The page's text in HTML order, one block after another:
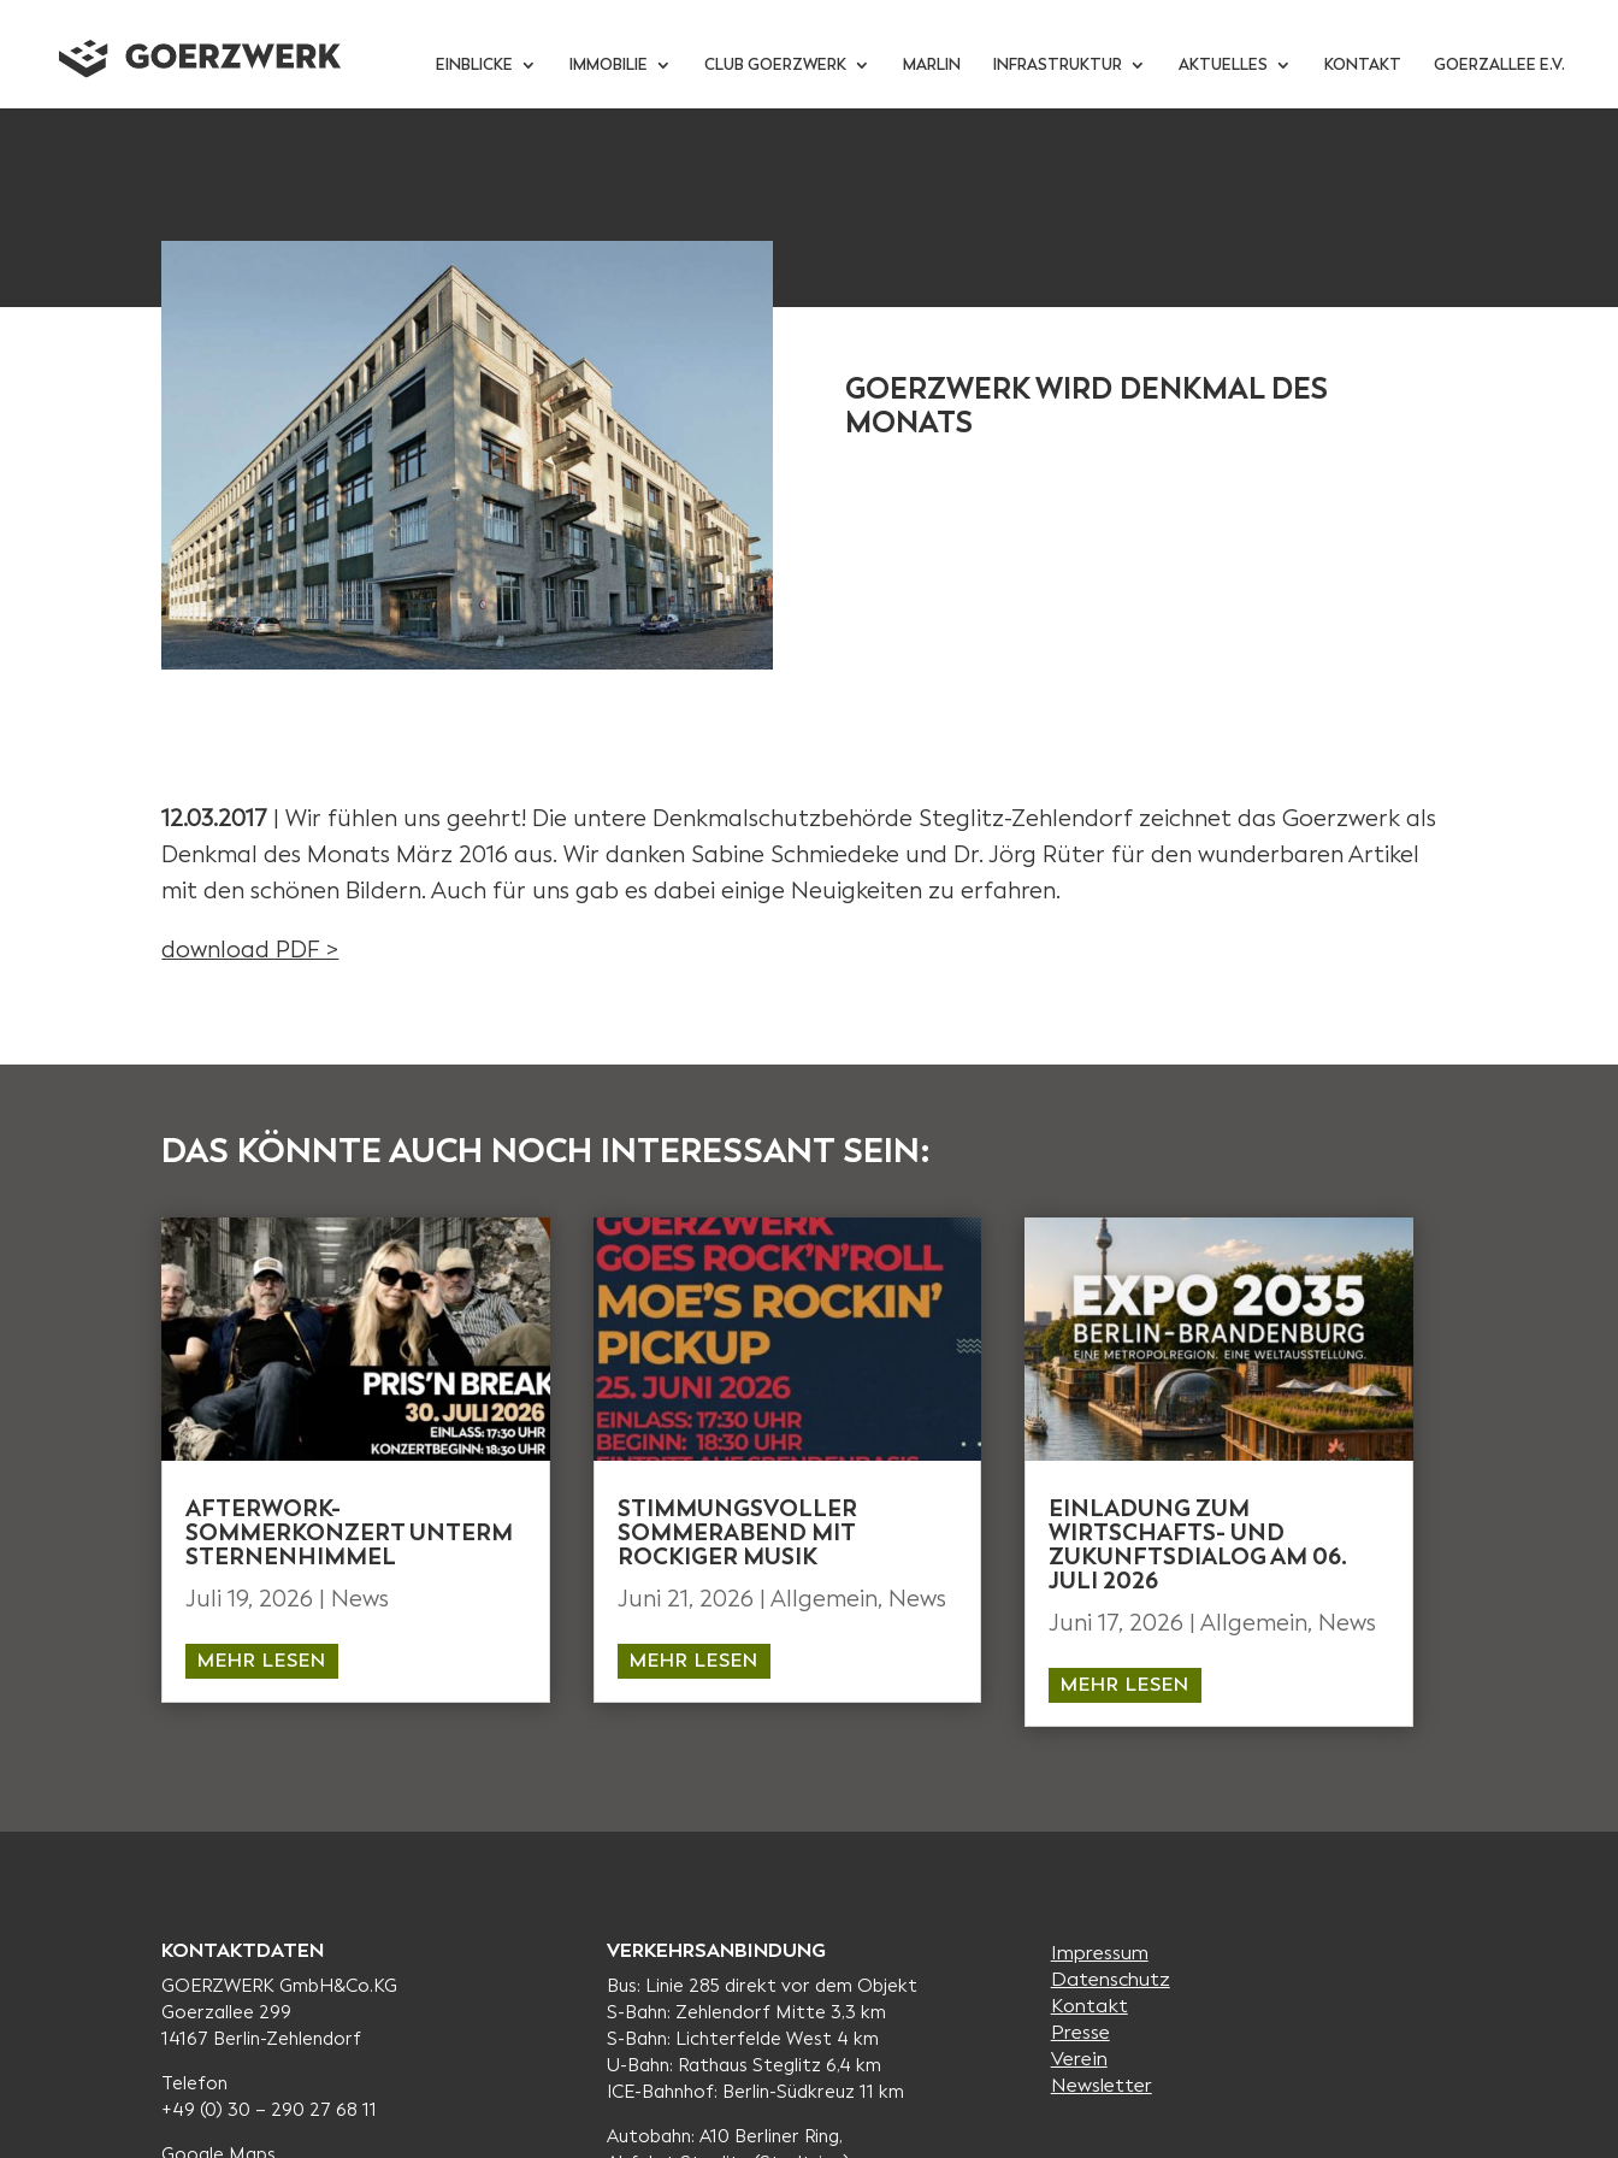
EINBLICKE IMMOBILIE CLUB GOERZWERK MARLIN INFRASTRUKTUR AKTUELLES KONTAKT GOERZALLEE E.V.
GOERZWERK WIRD DENKMAL DES
MONATS
12.03.2017 | Wir fühlen uns geehrt! Die untere Denkmalschutzbehörde Steglitz-Zehlendorf zeichnet das Goerzwerk als
Denkmal des Monats März 2016 aus. Wir danken Sabine Schmiedeke und Dr. Jörg Rüter für den wunderbaren Artikel
mit den schönen Bildern. Auch für uns gab es dabei einige Neuigkeiten zu erfahren.
download PDF >
DAS KÖNNTE AUCH NOCH INTERESSANT SEIN:
AFTERWORK-
SOMMERKONZERT UNTERM
STERNENHIMMEL
Juli 19, 2026 | News
MEHR LESEN
STIMMUNGSVOLLER
SOMMERABEND MIT
ROCKIGER MUSIK
Juni 21, 2026 | Allgemein, News
MEHR LESEN
EINLADUNG ZUM
WIRTSCHAFTS- UND
ZUKUNFTSDIALOG AM 06.
JULI 2026
Juni 17, 2026 |Allgemein, News
MEHR LESEN
KONTAKTDATEN
GOERZWERK GmbH&Co.KG
Goerzallee 299
14167 Berlin-Zehlendorf
Telefon
+49 (0) 30 – 290 27 68 11
VERKEHRSANBINDUNG
Bus: Linie 285 direkt vor dem Objekt
S-Bahn: Zehlendorf Mitte 3,3 km
S-Bahn: Lichterfelde West 4 km
U-Bahn: Rathaus Steglitz 6,4 km
ICE-Bahnhof: Berlin-Südkreuz 11 km
Autobahn: A10 Berliner Ring,
Impressum
Datenschutz
Kontakt
Presse
Verein
Newsletter